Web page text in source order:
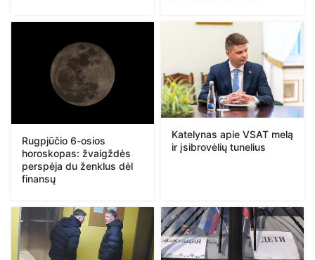
Rugpjūčio 6-osios
horoskopas: žvaigždės
perspėja du ženklus dėl
finansų
Katelynas apie VSAT melą
ir įsibrovėlių tunelius